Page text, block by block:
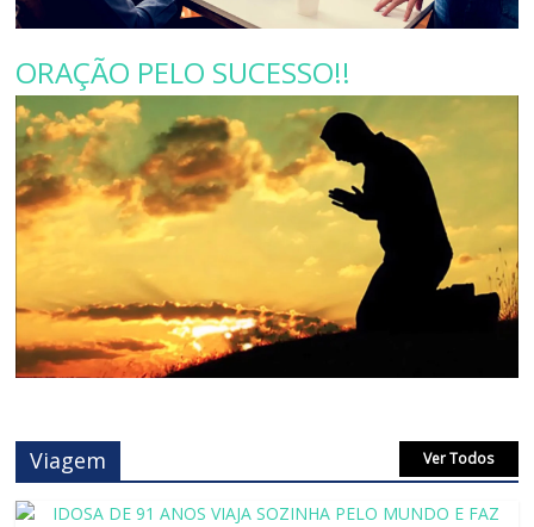
ORAÇÃO PELO SUCESSO!!
Viagem Ver Todos